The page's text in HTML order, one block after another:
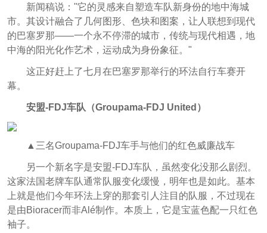
新闻稿说："它的灵感来自塑造车队新身份的地中海城
市。其设计融合了几何图形、色块和图案，让人联想到现代
的巴塞罗那——一个永不停滞的城市，传统与现代相遇，地
中海的阳光化作艺术，运动成为身份象征。"
这正好赶上了七月在巴塞罗那举行的环法自行车赛开
幕。
安盟-FDJ车队（Groupama-FDJ United）
▲三名Groupama-FDJ车手与他们的红色威廉战车
另一个新名字是安盟-FDJ车队，虽然变化没那么剧烈。
这家法国老牌车队通常队服变化缓慢，明年也是如此。基本
上就是他们今年环法上穿的那套引人注目的队服，不过现在
是由Bioracer而非Alé制作。本质上，它是宝蓝色配一只红色
袖子。